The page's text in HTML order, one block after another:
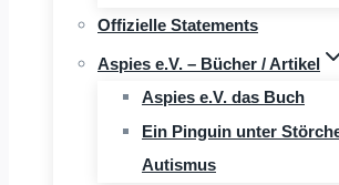
Offizielle Statements
Aspies e.V. – Bücher / Artikel
Aspies e.V. das Buch
Ein Pinguin unter
Autismus